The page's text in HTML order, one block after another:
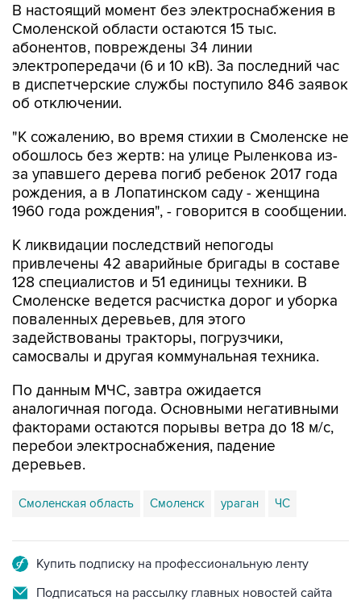
В настоящий момент без электроснабжения в
Смоленской области остаются 15 тыс.
абонентов, повреждены 34 линии
электропередачи (6 и 10 кВ). За последний час
в диспетчерские службы поступило 846 заявок
об отключении.
"К сожалению, во время стихии в Смоленске не
обошлось без жертв: на улице Рыленкова из-
за упавшего дерева погиб ребенок 2017 года
рождения, а в Лопатинском саду - женщина
1960 года рождения", - говорится в сообщении.
К ликвидации последствий непогоды
привлечены 42 аварийные бригады в составе
128 специалистов и 51 единицы техники. В
Смоленске ведется расчистка дорог и уборка
поваленных деревьев, для этого
задействованы тракторы, погрузчики,
самосвалы и другая коммунальная техника.
По данным МЧС, завтра ожидается
аналогичная погода. Основными негативными
факторами остаются порывы ветра до 18 м/с,
перебои электроснабжения, падение
деревьев.
Смоленская область Смоленск ураган ЧС
Купить подписку на профессиональную ленту
Подписаться на рассылку главных новостей сайта